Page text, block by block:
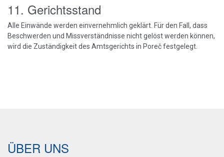
11. Gerichtsstand
Alle Einwände werden einvernehmlich geklärt. Für den Fall, dass
Beschwerden und Missverständnisse nicht gelöst werden können,
wird die Zuständigkeit des Amtsgerichts in Poreč festgelegt.
ÜBER UNS